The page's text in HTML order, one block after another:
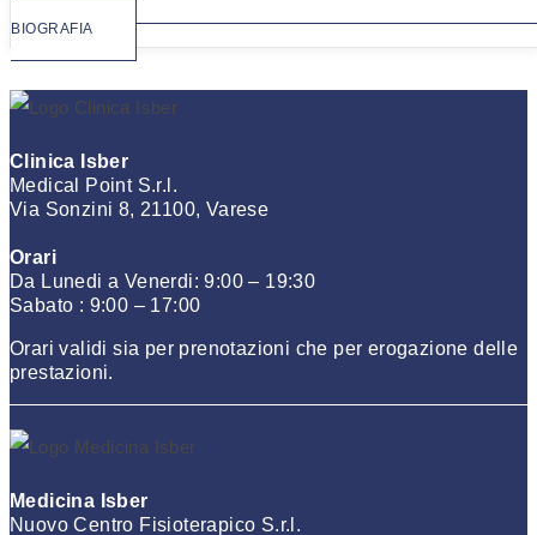
BIOGRAFIA
Clinica Isber
Medical Point S.r.l.
Via Sonzini 8, 21100, Varese
Orari
Da Lunedi a Venerdi: 9:00 – 19:30
Sabato : 9:00 – 17:00
Orari validi sia per prenotazioni che per erogazione delle
prestazioni.
Medicina Isber
Nuovo Centro Fisioterapico S.r.l.